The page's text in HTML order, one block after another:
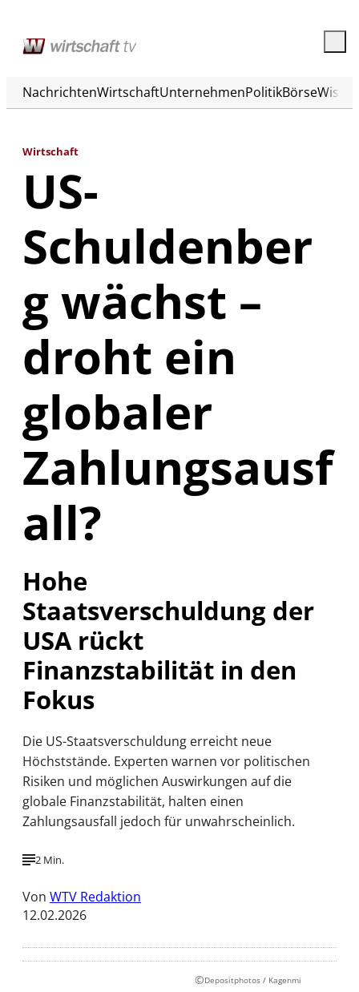
NachrichtenWirtschaftUnternehmenPolitikBörse
Wirtschaft
US-
Schuldenber
g wächst –
droht ein
globaler
Zahlungsausf
all?
Hohe
Staatsverschuldung der
USA rückt
Finanzstabilität in den
Fokus
Die US-Staatsverschuldung erreicht neue
Höchststände. Experten warnen vor politischen
Risiken und möglichen Auswirkungen auf die
globale Finanzstabilität, halten einen
Zahlungsausfall jedoch für unwahrscheinlich.
2 Min.
Von WTV Redaktion
12.02.2026
©Depositphotos / Kagenmi